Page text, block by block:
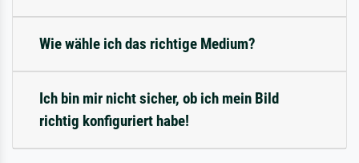
Wie wähle ich das richtige Medium?
Ich bin mir nicht sicher, ob ich mein Bild
richtig konfiguriert habe!